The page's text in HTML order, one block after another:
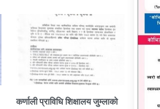
कर्णाली प्राविधि शिक्षालय जुम्लाको